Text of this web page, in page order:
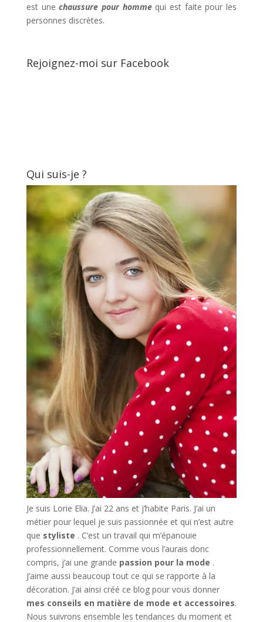
est unechaussure pour homme qui est faite pour les
personnes discrètes.
Rejoignez-moi sur Facebook
Qui suis-je ?
Je suis Lorie Elia. J’ai 22 ans et j’habite Paris. J’ai un
métier pour lequel je suis passionnée et qui n’est autre
que styliste . C’est un travail qui m’épanouie
professionnellement. Comme vous l’aurais donc
compris, j’ai une grande passion pour la mode .
J’aime aussi beaucoup tout ce qui se rapporte à la
décoration. J’ai ainsi créé ce blog pour vous donner
mes conseils en matière de mode et accessoires.
Nous suivrons ensemble les tendances du moment et